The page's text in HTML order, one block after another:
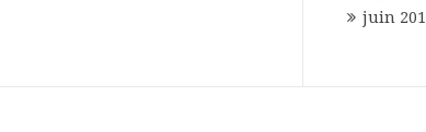
juin